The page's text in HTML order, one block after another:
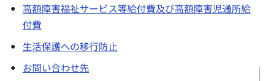
高額障害福祉サービス等給付費及び高額障害児通所給
付費
生活保護への移行防止
お問い合わせ先